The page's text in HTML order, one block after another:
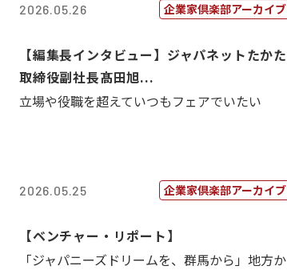
2026.05.26 企業家倶楽部アーカイブ
【編集長インタビュー】ジャパネットたかた
取締役副社長髙田旭...
立場や役職を超えていつもフェアでいたい
2026.05.25 企業家倶楽部アーカイブ
【ベンチャー・リポート】
「ジャパニーズドリームを、群馬から」地方か